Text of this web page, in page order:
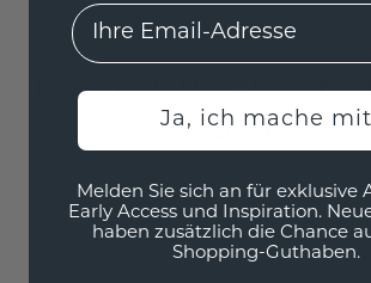
FOLGE UNS AUF
EMail
Ja, ich mache mit
Melden Sie sich an für exklusive
Early Access und Inspiration.
haben zusätzlich die Chance
Shopping-Guthaben.